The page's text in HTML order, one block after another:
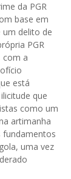
da PGR
base em
um delito de
PGR
com a
está
que
como um
artimanha
fundamentos
uma vez